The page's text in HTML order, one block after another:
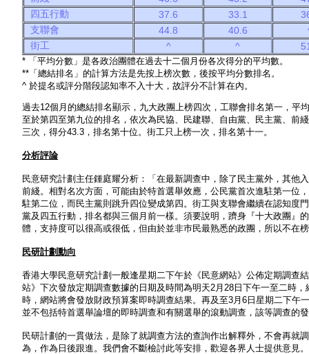
四五行動
37.6 33.1
支聯會
44.8 40.6
街工
^ ^
* 「平均分數」是各政治團體在過去十二個月份各次得分的平均數。
**「總結排名」的計算方法是先按上榜次數，後按平均分數排名。
^ 於提名或評分階段認知率不入十大，故評分不計算在內。
過去12個月的總結排名顯示，九大政團上榜四次，工聯會排名第一，平
至於第四至第九位的排名，依次為民協、民建聯、自由黨、民主黨、前
三次，得分43.3，排名第十位。街工只上榜一次，排名第十一。
分析評論
民意研究計劃主任鍾庭耀分析：「在最新調查中，除了民主黨外，其
前綫。相對名次方面，可能由於特首選舉效應，公民黨首次進駐第一位
駐第二位，而民主黨則跳升四位變成第四。街工與支聯會繼續在認知度
黨及四五行動，排名都與三個月前一樣。須要說明，躋身『十大政團』
體，支持度可以很高或很低，但由於並非巿民最熟悉的政團，所以不在
民研計劃動向
香港大學民意研究計劃一般逢星期二下午於《民意網站》公佈定期調查
站》下次發放定期調查數據的日期及時間為明天2月28日下午一至二時
時，網站將會發放財政預算案即時調查結果。再及至3月6日星期二下
並不包括特首選舉論壇的即時調查和有關選舉的滾動調查，該等調查的
民研計劃的一貫做法，是除了就調查方法的查詢作出解釋外，不會再
為 ，作為日後跟進。我們會不斷檢討此等安排，歡迎各界人士提供意